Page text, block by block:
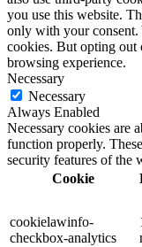
you use this website.
only with your consent.
cookies. But opting out
browsing experience.
Necessary
Necessary
Always Enabled
Necessary cookies are
function properly.
security features of the
Cookie
cookielawinfo-
checkbox-analytics